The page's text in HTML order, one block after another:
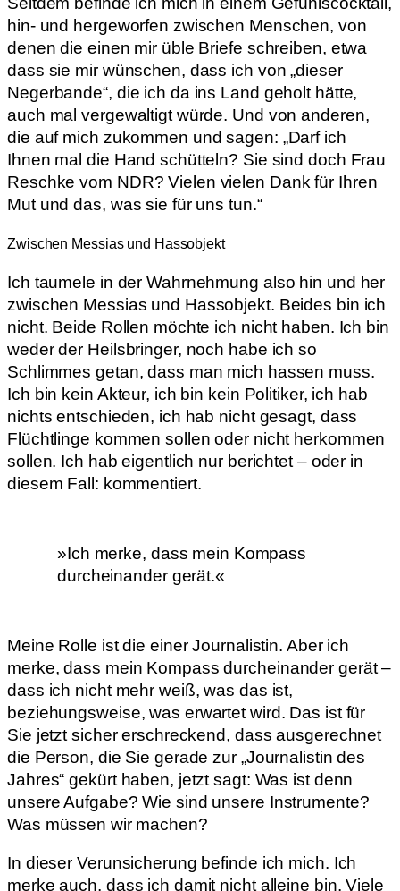
hin- und hergeworfen zwischen Menschen, von
denen die einen mir üble Briefe schreiben, etwa
dass sie mir wünschen, dass ich von „dieser
Negerbande“, die ich da ins Land geholt hätte,
auch mal vergewaltigt würde. Und von anderen,
die auf mich zukommen und sagen: „Darf ich
Ihnen mal die Hand schütteln? Sie sind doch Frau
Reschke vom NDR? Vielen vielen Dank für Ihren
Mut und das, was sie für uns tun.“
Zwischen Messias und Hassobjekt
Ich taumele in der Wahrnehmung also hin und her
zwischen Messias und Hassobjekt. Beides bin ich
nicht. Beide Rollen möchte ich nicht haben. Ich bin
weder der Heilsbringer, noch habe ich so
Schlimmes getan, dass man mich hassen muss.
Ich bin kein Akteur, ich bin kein Politiker, ich hab
nichts entschieden, ich hab nicht gesagt, dass
Flüchtlinge kommen sollen oder nicht herkommen
sollen. Ich hab eigentlich nur berichtet – oder in
diesem Fall: kommentiert.
»Ich merke, dass mein Kompass
durcheinander gerät.«
Meine Rolle ist die einer Journalistin. Aber ich
merke, dass mein Kompass durcheinander gerät –
dass ich nicht mehr weiß, was das ist,
beziehungsweise, was erwartet wird. Das ist für
Sie jetzt sicher erschreckend, dass ausgerechnet
die Person, die Sie gerade zur „Journalistin des
Jahres“ gekürt haben, jetzt sagt: Was ist denn
unsere Aufgabe? Wie sind unsere Instrumente?
Was müssen wir machen?
In dieser Verunsicherung befinde ich mich. Ich
merke auch, dass ich damit nicht alleine bin. Viele